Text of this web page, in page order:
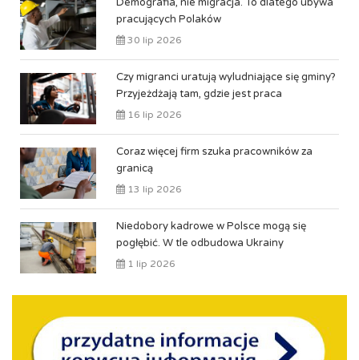
pracujących Polaków
30 lip 2026
Czy migranci uratują wyludniające się gminy?
Przyjeżdżają tam, gdzie jest praca
16 lip 2026
Coraz więcej firm szuka pracowników za
granicą
13 lip 2026
Niedobory kadrowe w Polsce mogą się
pogłębić. W tle odbudowa Ukrainy
1 lip 2026